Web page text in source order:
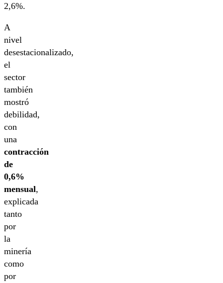
2,6%.
A
nivel
desestacionalizado,
el
sector
también
mostró
debilidad,
con
una
contracción
de
0,6%
mensual,
explicada
tanto
por
la
minería
como
por